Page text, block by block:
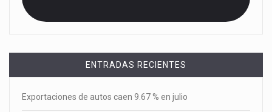
ENTRADAS RECIENTES
Exportaciones de autos caen 9.67 % en julio